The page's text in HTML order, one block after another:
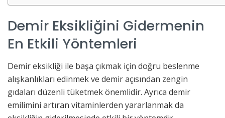
Demir Eksikliğini Gidermenin
En Etkili Yöntemleri
Demir eksikliği ile başa çıkmak için doğru beslenme
alışkanlıkları edinmek ve demir açısından zengin
gıdaları düzenli tüketmek önemlidir. Ayrıca demir
emilimini artıran vitaminlerden yararlanmak da